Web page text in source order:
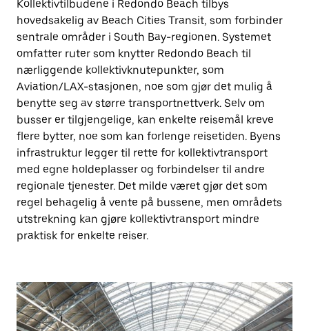
Kollektivtilbudene i Redondo Beach tilbys
hovedsakelig av Beach Cities Transit, som forbinder
sentrale områder i South Bay-regionen. Systemet
omfatter ruter som knytter Redondo Beach til
nærliggende kollektivknutepunkter, som
Aviation/LAX-stasjonen, noe som gjør det mulig å
benytte seg av større transportnettverk. Selv om
busser er tilgjengelige, kan enkelte reisemål kreve
flere bytter, noe som kan forlenge reisetiden. Byens
infrastruktur legger til rette for kollektivtransport
med egne holdeplasser og forbindelser til andre
regionale tjenester. Det milde været gjør det som
regel behagelig å vente på bussene, men områdets
utstrekning kan gjøre kollektivtransport mindre
praktisk for enkelte reiser.